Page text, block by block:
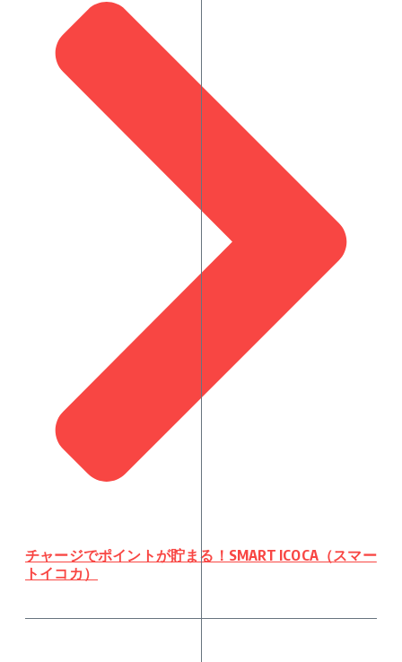
チャージでポイントが貯まる！SMART ICOCA（スマー
トイコカ）